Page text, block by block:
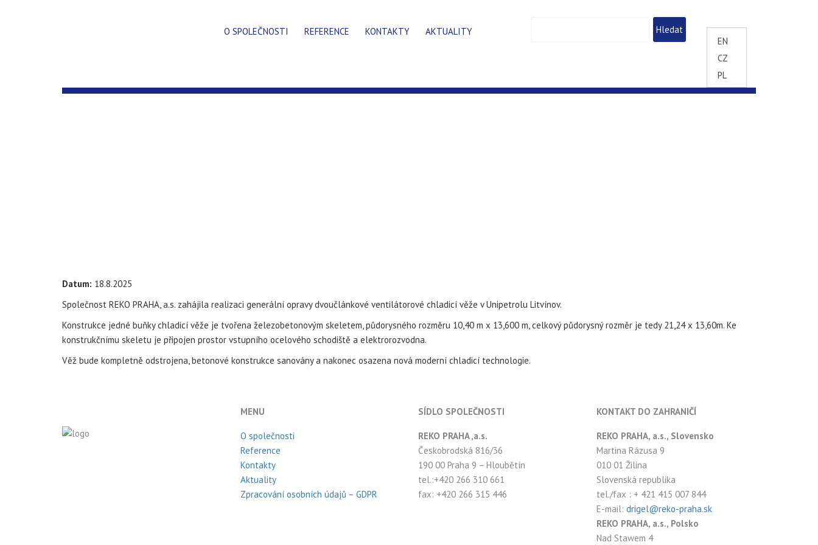
O SPOLEČNOSTI REFERENCE KONTAKTY
AKTUALITY
EN
CZ
PL
Datum: 18.8.2025
Společnost REKO PRAHA, a.s. zahájila realizaci generální opravy dvoučlánkové ventilátorové chladicí věže v Unipetrolu Litvínov.
Konstrukce jedné buňky chladicí věže je tvořena železobetonovým skeletem, půdorysného rozměru 10,40 m x 13,600 m, celkový půdorysný rozměr je tedy 21,24 x 13,60m. Ke
konstrukčnímu skeletu je připojen prostor vstupního ocelového schodiště a elektrorozvodna.
Věž bude kompletně odstrojena, betonové konstrukce sanovány a nakonec osazena nová moderní chladicí technologie.
MENU
O společnosti
Reference
Kontakty
Aktuality
Zpracování osobních údajů – GDPR
SÍDLO SPOLEČNOSTI
REKO PRAHA ,a.s.
Českobrodská 816/36
190 00 Praha 9 – Hloubětín
tel.:+420 266 310 661
fax: +420 266 315 446
KONTAKT DO ZAHRANIČÍ
REKO PRAHA, a.s., Slovensko
Martina Rázusa 9
010 01 Žilina
Slovenská republika
tel./fax : + 421 415 007 844
E-mail: drigel@reko-praha.sk
REKO PRAHA, a.s., Polsko
Nad Stawem 4